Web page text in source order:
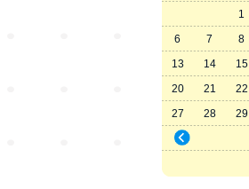
1
6
7 8
13
14 15
20
21 22
27
28 29